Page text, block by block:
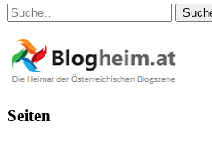
Suche
Seiten